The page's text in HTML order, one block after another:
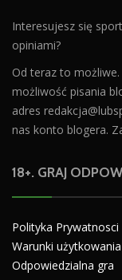
Interesujesz się
opiniami?
Od teraz to
możliwość pisania
adres
nas konto blogera.
18+. GRAJ
Polityka Prywatnosci
Warunki użytkowania
Odpowiedzialna gra